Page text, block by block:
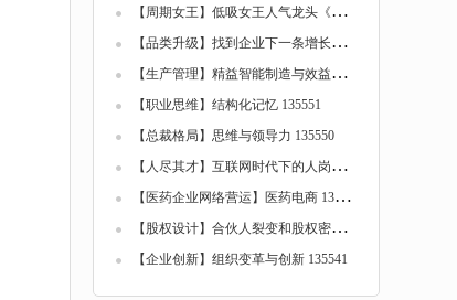
【
周期女王】低吸女王人气龙头《女王交易系统...
【
品类升级】找到企业下一条增长曲线 135553
【
生产管理】精益智能制造与效益倍增 135552
【职业思维】结构化记忆 135551
【总裁格局】思维与领导力 135550
【
人尽其才】互联网时代下的人岗匹配 135549
【
医药企业网络营运】医药电商 135548
【
股权设计】合伙人裂变和股权密码 135542
【企业创新】组织变革与创新 135541